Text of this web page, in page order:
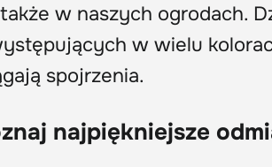
w naszych ogrodach.
w wielu
spojrzenia.
najpiękniejsze